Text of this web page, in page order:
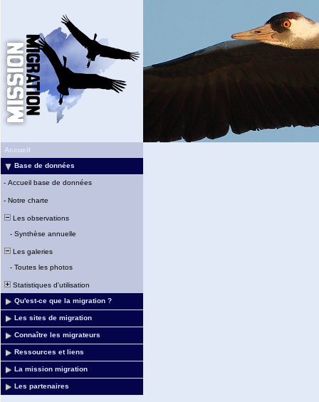
Accueil
Base de données
- Accueil base de données
- Notre charte
Les observations
- Synthèse annuelle
Les galeries
- Toutes les photos
Statistiques d'utilisation
Qu'est-ce que la migration ?
Les sites de migration
Connaître les migrateurs
Ressources et liens
La mission migration
Les partenaires